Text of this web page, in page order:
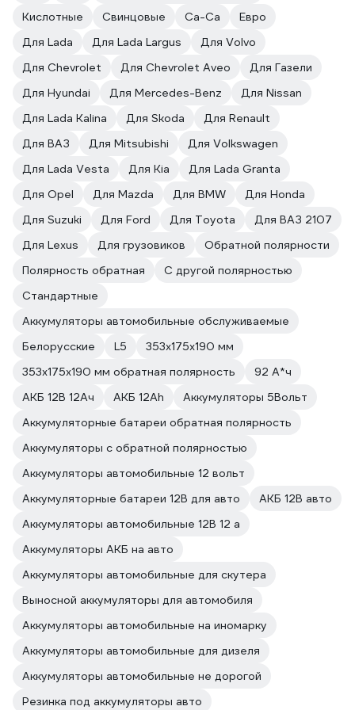
Кислотные
Свинцовые Ca-Ca
Евро
Для Lada
Для Lada Largus
Для Volvo
Для Chevrolet
Для Chevrolet Aveo
Для Газели
Для Hyundai
Для Mercedes-Benz
Для Nissan
Для Lada Kalina
Для Skoda
Для Renault
Для ВАЗ
Для Mitsubishi
Для Volkswagen
Для Lada Vesta
Для Kia
Для Lada Granta
Для Opel
Для Mazda Для BMW
Для Honda
Для Suzuki
Для Ford Для Toyota
Для ВАЗ 2107
Для Lexus
Для грузовиков
Обратной полярности
Полярность обратная
С другой полярностью
Стандартные
Аккумуляторы автомобильные обслуживаемые
Белорусские
L5
353x175x190 мм
353x175x190 мм обратная полярность
92 А*ч
АКБ 12В 12Ач
АКБ 12Ah
Аккумуляторы 5Вольт
Аккумуляторные батареи обратная полярность
Аккумуляторы с обратной полярностью
Аккумуляторы автомобильные 12 вольт
Аккумуляторные батареи 12В для авто
АКБ 12В авто
Аккумуляторы автомобильные 12В 12 а
Аккумуляторы АКБ на авто
Аккумуляторы автомобильные для скутера
Выносной аккумуляторы для автомобиля
Аккумуляторы автомобильные на иномарку
Аккумуляторы автомобильные для дизеля
Аккумуляторы автомобильные не дорогой
Резинка под аккумуляторы авто